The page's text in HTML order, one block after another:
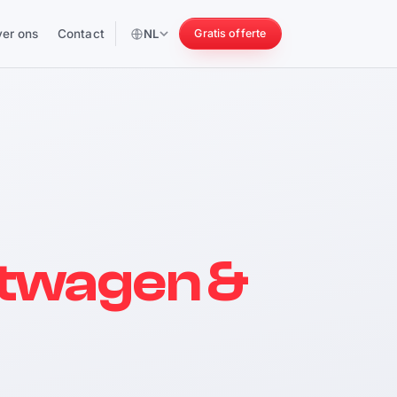
ons Contact NL Gratis offerte
228 Nm &